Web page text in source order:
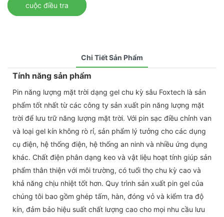
cuộc điều tra
Chi Tiết Sản Phẩm
Tính năng sản phẩm
Pin năng lượng mặt trời dạng gel chu kỳ sâu Foxtech là sản
phẩm tốt nhất từ ​​các công ty sản xuất pin năng lượng mặt
trời để lưu trữ năng lượng mặt trời. Với pin sạc điều chỉnh van
và loại gel kín không rò rỉ, sản phẩm lý tưởng cho các dụng
cụ điện, hệ thống điện, hệ thống an ninh và nhiều ứng dụng
khác. Chất điện phân dạng keo và vật liệu hoạt tính giúp sản
phẩm thân thiện với môi trường, có tuổi thọ chu kỳ cao và
khả năng chịu nhiệt tốt hơn. Quy trình sản xuất pin gel của
chúng tôi bao gồm ghép tấm, hàn, đóng vỏ và kiểm tra độ
kín, đảm bảo hiệu suất chất lượng cao cho mọi nhu cầu lưu